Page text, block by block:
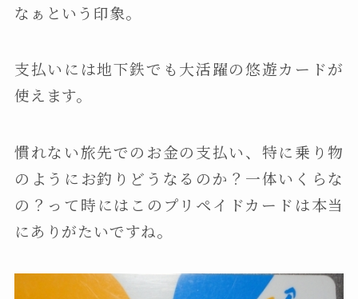
なぁという印象。
支払いには地下鉄でも大活躍の悠遊カードが
使えます。
慣れない旅先でのお金の支払い、特に乗り物
のようにお釣りどうなるのか？一体いくらな
の？って時にはこのプリペイドカードは本当
にありがたいですね。